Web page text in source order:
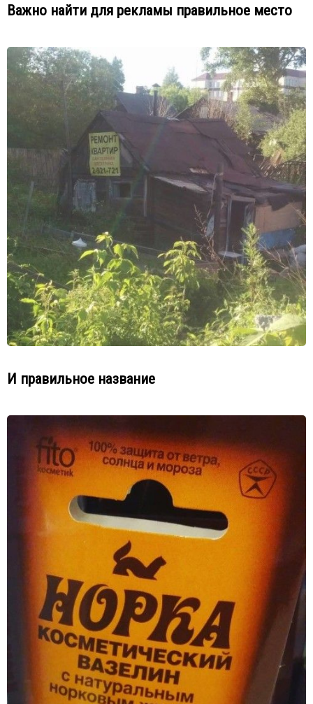
Важно найти для рекламы правильное место
И правильное название